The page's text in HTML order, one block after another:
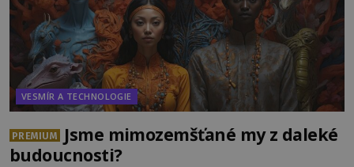
VESMÍR A TECHNOLOGIE
PREMIUM
Jsme mimozemšťané my z daleké
budoucnosti?